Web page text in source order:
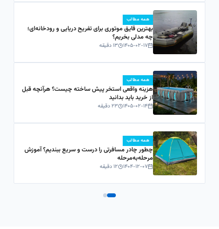
همه مطالب
بهترین قایق موتوری برای تفریح دریایی و رودخانه‌ای؛
چه مدلی بخریم؟
۱۴۰۵-۰۲-۱۷ ۱۳ دقیقه
همه مطالب
هزینه واقعی استخر پیش ساخته چیست؟ هرآنچه قبل
از خرید باید بدانید
۱۴۰۵-۰۲-۱۴ ۲۳ دقیقه
همه مطالب
چطور چادر مسافرتی را درست و سریع ببندیم؟ آموزش
مرحله‌به‌مرحله
۱۴۰۴-۱۲-۰۷ ۱۲ دقیقه